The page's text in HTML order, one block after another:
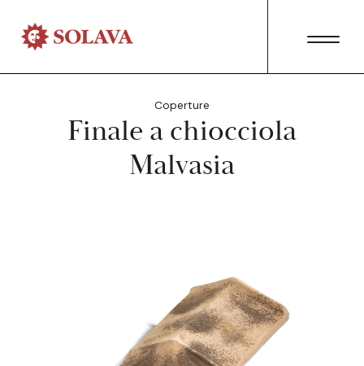
Coperture
Finale a chiocciola
Malvasia